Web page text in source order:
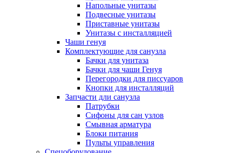
Напольные унитазы
Подвесные унитазы
Приставные унитазы
Унитазы с инсталляцией
Чаши генуя
Комплектующие для санузла
Бачки для унитаза
Бачки для чаши Генуя
Перегородки для писсуаров
Кнопки для инсталляций
Запчасти дли санузла
Патрубки
Сифоны для сан узлов
Смывная арматура
Блоки питания
Пульты управления